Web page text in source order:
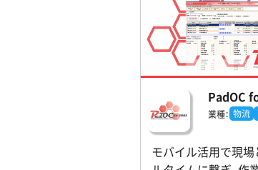
PadOC
業種： 物流
モバイル活用で現場